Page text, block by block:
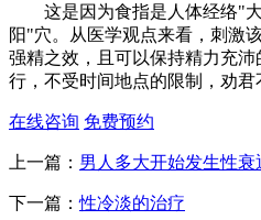
这是因为食指是人体经络"大
阳"穴。从医学观点来看，刺激
强精之效，且可以保持精力充
行，不受时间地点的限制，劝君
在线咨询 免费预约
上一篇： 男人多大开始发生性衰
下一篇：性冷淡的治疗